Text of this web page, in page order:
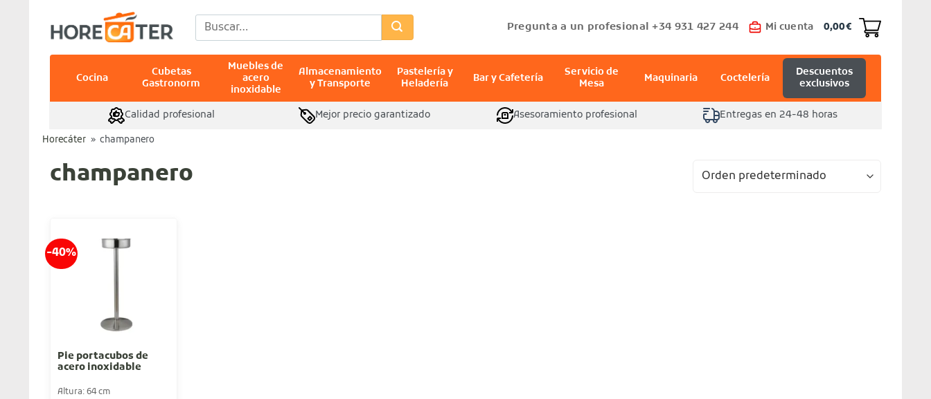
contenido
Buscar
por:
Pregunta a un profesional +34 931 427 244 Mi cuenta 0,00€
Cocina
Cubetas
Gastronorm
Muebles de
acero
inoxidable
Almacenamiento
y Transporte
Pastelería y
Heladería
Bar y Cafetería
Servicio de
Mesa
Maquinaria Coctelería
Descuentos
exclusivos
Calidad profesional Mejor precio garantizado Asesoramiento profesional Entregas en 24-48 horas
Horecáter » champanero
champanero
-40%
Pie portacubos de
acero inoxidable
Altura: 64 cm